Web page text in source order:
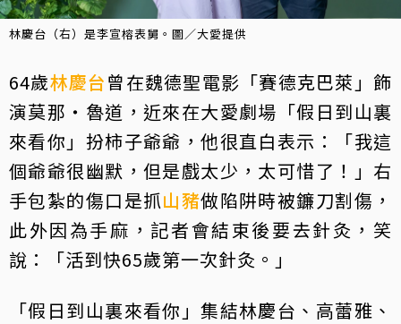
林慶台（右）是李宣榕表舅。圖／大愛提供
64歲林慶台曾在魏德聖電影「賽德克巴萊」飾
演莫那・魯道，近來在大愛劇場「假日到山裏
來看你」扮柿子爺爺，他很直白表示：「我這
個爺爺很幽默，但是戲太少，太可惜了！」右
手包紮的傷口是抓山豬做陷阱時被鐮刀割傷，
此外因為手麻，記者會結束後要去針灸，笑
說：「活到快65歲第一次針灸。」
「假日到山裏來看你」集結林慶台、高蕾雅、